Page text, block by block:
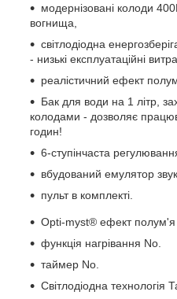
модернізовані колоди
вогнища,
світлодіодна
- низькі експлуатаційні
реалістичний ефект
Бак для води на 1 літр,
колодами - дозволяє
годин!
6-ступінчаста
вбудований емулятор
пульт в комплекті.
Opti-myst® ефект полум'я
функція нагрівання No.
таймер No.
Світлодіодна технологія